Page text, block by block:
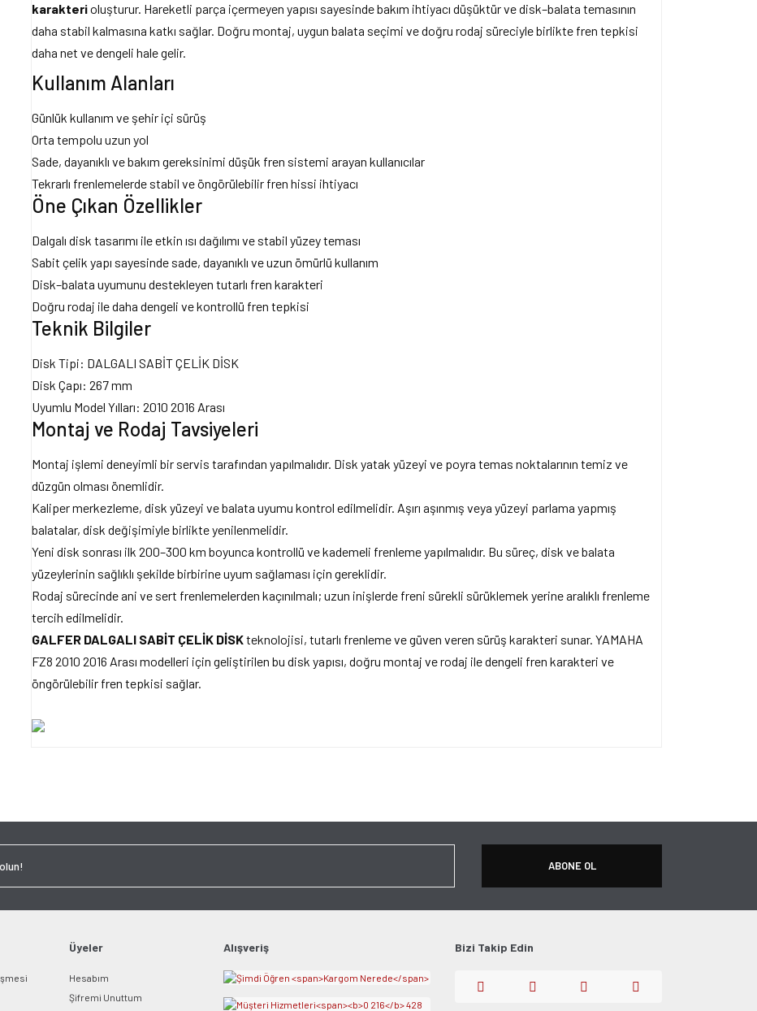
karakterioluşturur. Hareketli parça içermeyen yapısı sayesinde bakım ihtiyacı düşüktür ve disk–balata temasının
daha stabil kalmasına katkı sağlar. Doğru montaj, uygun balata seçimi ve doğru rodaj süreciyle birlikte fren tepkisi
daha net ve dengeli hale gelir.
Kullanım Alanları
Günlük kullanım ve şehir içi sürüş
Orta tempolu uzun yol
Sade, dayanıklı ve bakım gereksinimi düşük fren sistemi arayan kullanıcılar
Tekrarlı frenlemelerde stabil ve öngörülebilir fren hissi ihtiyacı
Öne Çıkan Özellikler
Dalgalı disk tasarımı ile etkin ısı dağılımı ve stabil yüzey teması
Sabit çelik yapı sayesinde sade, dayanıklı ve uzun ömürlü kullanım
Disk–balata uyumunu destekleyen tutarlı fren karakteri
Doğru rodaj ile daha dengeli ve kontrollü fren tepkisi
Teknik Bilgiler
Disk Tipi: DALGALI SABİT ÇELİK DİSK
Disk Çapı: 267 mm
Uyumlu Model Yılları: 2010 2016 Arası
Montaj ve Rodaj Tavsiyeleri
Montaj işlemi deneyimli bir servis tarafından yapılmalıdır. Disk yatak yüzeyi ve poyra temas noktalarının temiz ve
düzgün olması önemlidir.
Kaliper merkezleme, disk yüzeyi ve balata uyumu kontrol edilmelidir. Aşırı aşınmış veya yüzeyi parlama yapmış
balatalar, disk değişimiyle birlikte yenilenmelidir.
Yeni disk sonrası ilk 200–300 km boyunca kontrollü ve kademeli frenleme yapılmalıdır. Bu süreç, disk ve balata
yüzeylerinin sağlıklı şekilde birbirine uyum sağlaması için gereklidir.
Rodaj sürecinde ani ve sert frenlemelerden kaçınılmalı; uzun inişlerde freni sürekli sürüklemek yerine aralıklı frenleme
tercih edilmelidir.
GALFER DALGALI SABİT ÇELİK DİSKteknolojisi, tutarlı frenleme ve güven veren sürüş karakteri sunar. YAMAHA
FZ8 2010 2016 Arası modelleri için geliştirilen bu disk yapısı, doğru montaj ve rodaj ile dengeli fren karakteri ve
öngörülebilir fren tepkisi sağlar.
ABONE OL
Üyeler
Hesabım
Şifremi Unuttum
Alışveriş Bizi Takip Edin